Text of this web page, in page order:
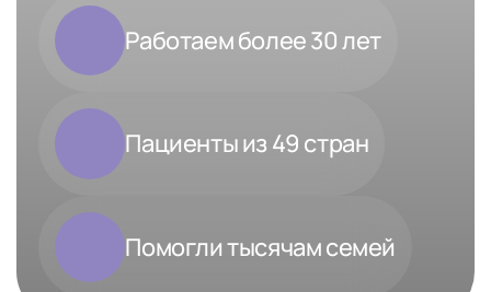
Работаем более 30 лет
Пациенты из 49 стран
Помогли тысячам семей